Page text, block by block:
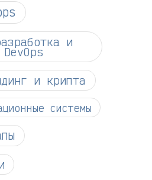
и
DevOps
и крипта
системы